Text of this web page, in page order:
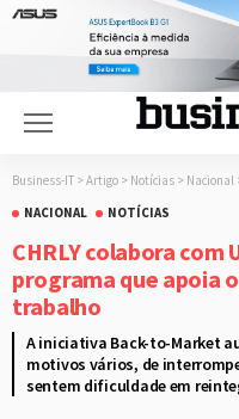
Business-IT > Artigo > Notícias > Nacional
NACIONAL
NOTÍCIAS
CHRLY colabora com
programa que apoia
trabalho
A iniciativa Back-to-Market
motivos vários, de
sentem dificuldade em